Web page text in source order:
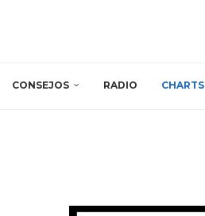
CONSEJOS RADIO CHARTS